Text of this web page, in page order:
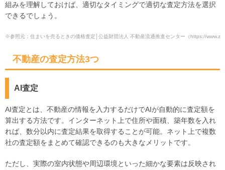
組みを理解しておけば、適切なタイミングで適切な査定方法を選択
できるでしょう。
※参照元：住まいを売るときの価格査定│公益財団法人 不動産流通推進センター（https://
不動産の査定方法3つ
AI査定
AI査定とは、不動産の情報を入力するだけでAIが自動的に査定額を
算出する方法です。インターネット上で住所や面積、築年数を入れ
れば、数分以内に査定結果を取得することが可能。ネット上で複数
社の査定額をまとめて確認できるのも大きなメリットです。
ただし、実際の室内状態や周辺環境といった細かな要素は反映され